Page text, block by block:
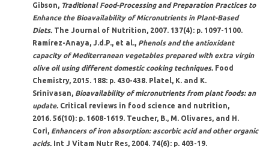
Gibson, Traditional Food-Processing and Preparation Practices to
Enhance the Bioavailability of Micronutrients in Plant-Based
Diets. The Journal of Nutrition, 2007. 137(4): p. 1097-1100.
Ramírez-Anaya, J.d.P., et al., Phenols and the antioxidant
capacity of Mediterranean vegetables prepared with extra virgin
olive oil using different domestic cooking techniques. Food
Chemistry, 2015. 188: p. 430-438. Platel, K. and K.
Srinivasan, Bioavailability of micronutrients from plant foods: an
update. Critical reviews in food science and nutrition,
2016. 56(10): p. 1608-1619. Teucher, B., M. Olivares, and H.
Cori, Enhancers of iron absorption: ascorbic acid and other organic
acids. Int J Vitam Nutr Res, 2004. 74(6): p. 403-19.